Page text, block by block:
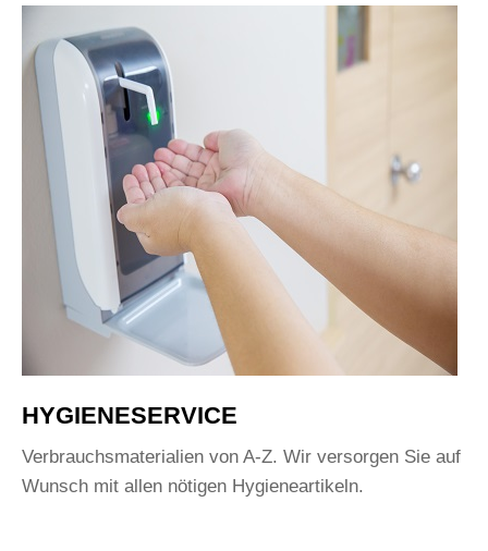
HYGIENESERVICE
Verbrauchsmaterialien von A-Z. Wir versorgen Sie auf
Wunsch mit allen nötigen Hygieneartikeln.